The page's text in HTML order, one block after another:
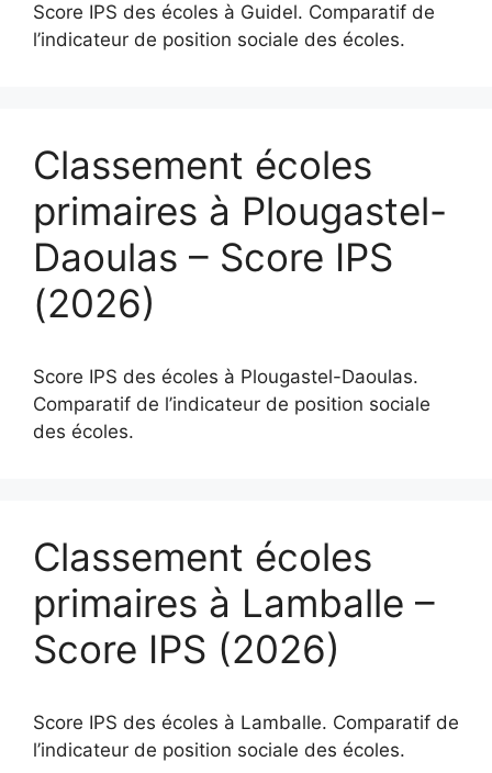
Score IPS des écoles à Guidel. Comparatif de
l’indicateur de position sociale des écoles.
Classement écoles
primaires à Plougastel-
Daoulas – Score IPS
(2026)
Score IPS des écoles à Plougastel-Daoulas.
Comparatif de l’indicateur de position sociale
des écoles.
Classement écoles
primaires à Lamballe –
Score IPS (2026)
Score IPS des écoles à Lamballe. Comparatif de
l’indicateur de position sociale des écoles.